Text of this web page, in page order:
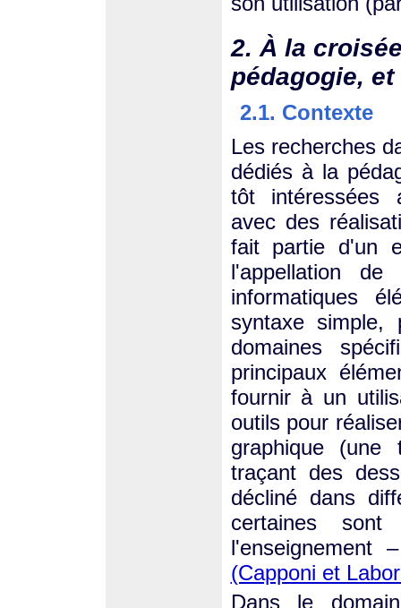
2. À la
pédagogie,
2.1. Contexte
Les recherches
dédiés à la
tôt intéressées
avec des
fait partie d'un
l'appellation de
informatiques
syntaxe simple,
domaines
principaux
fournir à un
outils pour
graphique
traçant des
décliné dans
certaines sont
l'enseignement
(Capponi et
Dans le